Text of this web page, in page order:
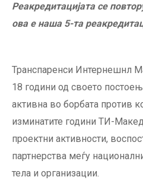
Реакредитацијата се
ова е наша 5-та
Транспаренси Интернешнл
18 години од своето
активна во борбата против
изминатите години ТИ-
проектни активности,
партнерства меѓу
тела и организации.